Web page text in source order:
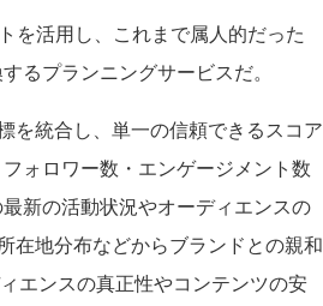
を活用し、これまで属人的だった
るプランニングサービスだ。
を統合し、単一の信頼できるスコア
ォロワー数・エンゲージメント数
新の活動状況やオーディエンスの
在地分布などからブランドとの親和
エンスの真正性やコンテンツの安